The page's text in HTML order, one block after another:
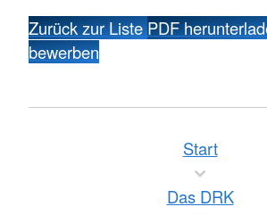
Zurück zur ListePDF
bewerben
Start
Das DRK